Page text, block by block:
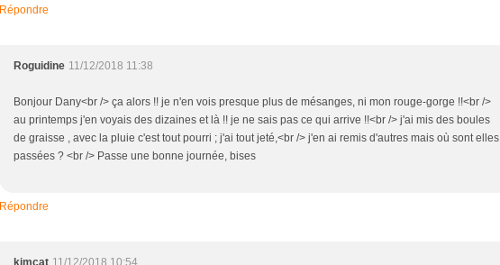
Répondre
Roguidine 11/12/2018 11:38
Bonjour Dany<br /> ça alors !! je n'en vois presque plus de mésanges, ni mon rouge-gorge !!<br />
au printemps j'en voyais des dizaines et là !! je ne sais pas ce qui arrive !!<br /> j'ai mis des boules
de graisse , avec la pluie c'est tout pourri ; j'ai tout jeté,<br /> j'en ai remis d'autres mais où sont elles
passées ? <br /> Passe une bonne journée, bises
Répondre
kimcat 11/12/2018 10:54